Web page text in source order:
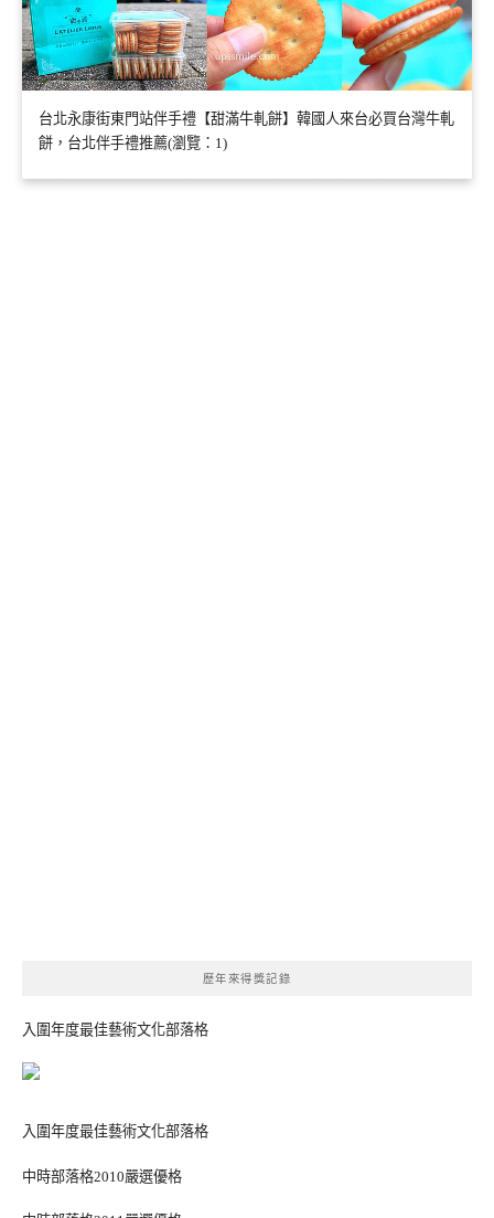
台北永康街東門站伴手禮【甜滿牛軋餅】韓國人來台必買台灣牛軋
餅，台北伴手禮推薦(瀏覽：1)
歷年來得獎記錄
入圍年度最佳藝術文化部落格
入圍年度最佳藝術文化部落格
中時部落格2010嚴選優格